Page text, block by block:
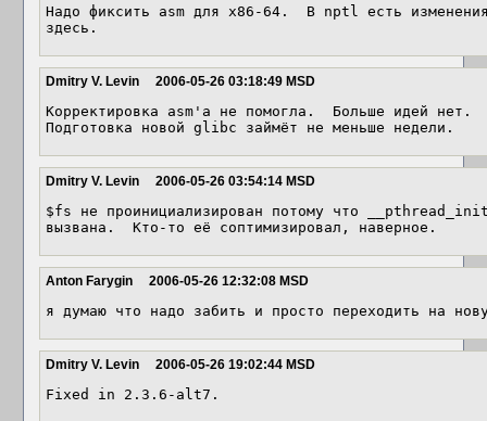
Надо фиксить asm для x86-64.  В nptl есть
здесь.
Dmitry V. Levin 2006-05-26 03:18:49 MSD
Корректировка asm'а не помогла.  Больше идей нет.
Подготовка новой glibc займёт не меньше недели.
Dmitry V. Levin 2006-05-26 03:54:14 MSD
$fs не проинициализирован потому что
вызвана.  Кто-то её соптимизировал, наверное.
Anton Farygin 2006-05-26 12:32:08 MSD
я думаю что надо забить и просто переходить на
Dmitry V. Levin 2006-05-26 19:02:44 MSD
Fixed in 2.3.6-alt7.